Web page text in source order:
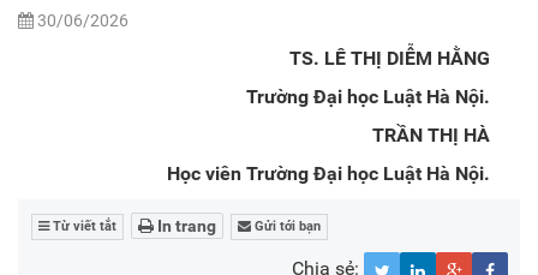
30/06/2026
TS. LÊ THỊ DIỄM HẰNG
Trường Đại học Luật Hà Nội.
TRẦN THỊ HÀ
Học viên Trường Đại học Luật Hà Nội.
Từ viết tắt In trang Gửi tới bạn
Chia sẻ: